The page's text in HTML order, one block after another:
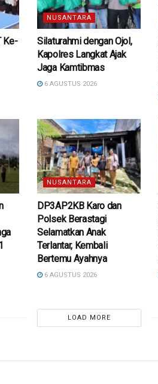
Ke-
NUSANTARA
Silaturahmi dengan Ojol,
Kapolres Langkat Ajak
Jaga Kamtibmas
6 AGUSTUS 2026
NUSANTARA
DP3AP2KB Karo dan
Polsek Berastagi
Selamatkan Anak
Terlantar, Kembali
Bertemu Ayahnya
6 AGUSTUS 2026
LOAD MORE